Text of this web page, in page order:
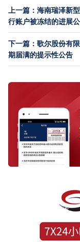
上一篇：海南瑞泽新
行账户被冻结的进展
下一篇：歌尔股份有
期届满的提示性公告